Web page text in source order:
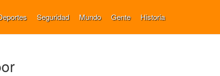
Seguridad Mundo Gente Historia